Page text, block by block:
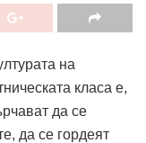
на
класа е,
да се
да се гордеят